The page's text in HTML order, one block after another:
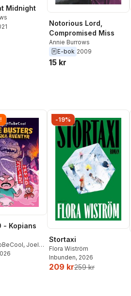
Midnight
Notorious Lord,
Compromised Miss
Annie Burrows
E-bok 2009
15 kr
- Kopians
, Joel
Emil Ejdemo
-19%
Stortaxi
Flora Wiström
Inbunden, 2026
209 kr259 kr